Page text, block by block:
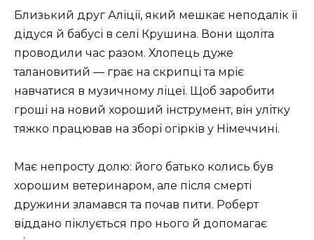
Близький друг Аліції, який мешкає неподалік її
дідуся й бабусі в селі Крушина. Вони щоліта
проводили час разом. Хлопець дуже
талановитий — грає на скрипці та мріє
навчатися в музичному ліцеї. Щоб заробити
гроші на новий хороший інструмент, він улітку
тяжко працював на зборі огірків у Німеччині.
Має непросту долю: його батько колись був
хорошим ветеринаром, але після смерті
дружини зламався та почав пити. Роберт
віддано піклується про нього й допомагає